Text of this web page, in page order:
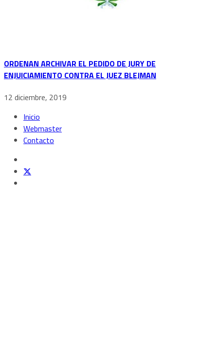
ORDENAN ARCHIVAR EL PEDIDO DE JURY DE
ENJUICIAMIENTO CONTRA EL JUEZ BLEJMAN
12 diciembre, 2019
Inicio
Webmaster
Contacto